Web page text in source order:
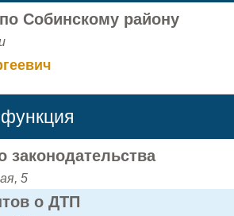
Собинскому району
законодательства
5
о ДТП